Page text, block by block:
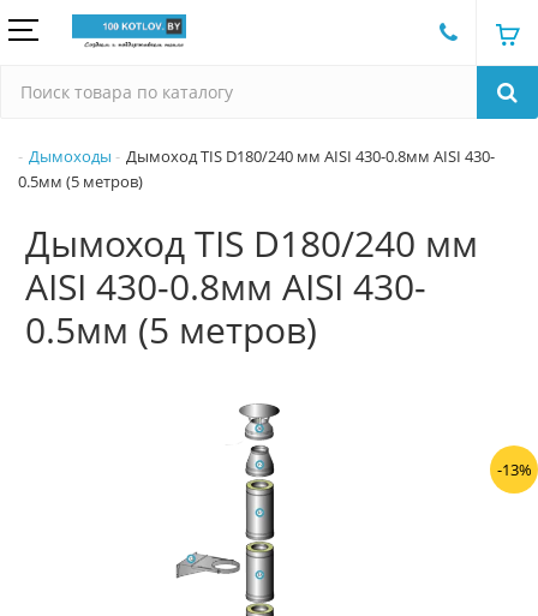
Дымоходы
Дымоход TIS D180/240 мм AISI 430-0.8мм AISI 430-
0.5мм (5 метров)
Дымоход TIS D180/240 мм
AISI 430-0.8мм AISI 430-
0.5мм (5 метров)
-13%